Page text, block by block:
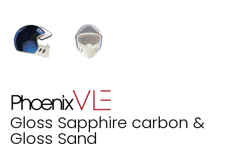
Gloss Sapphire carbon &
Gloss Sand